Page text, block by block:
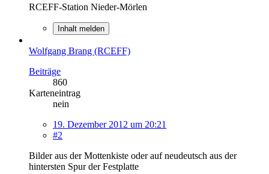
RCEFF-Station Nieder-Mörlen
Inhalt melden
Wolfgang Brang (RCEFF)
Beiträge
860
Karteneintrag
nein
19. Dezember 2012 um 20:21
#2
Bilder aus der Mottenkiste oder auf neudeutsch aus der
hintersten Spur der Festplatte